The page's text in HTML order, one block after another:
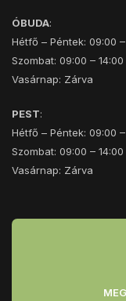
ÓBUDA:
Hétfő – Péntek: 09:00 –
Szombat: 09:00 – 14:00
Vasárnap: Zárva
PEST:
Hétfő – Péntek: 09:00 –
Szombat: 09:00 – 14:00
Vasárnap: Zárva